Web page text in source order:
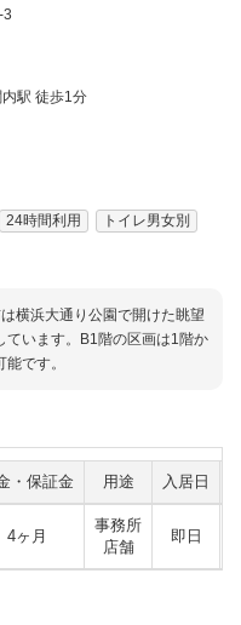
3
駅 徒歩1分
24時間利用
トイレ男女別
横浜大通り公園で開けた眺望
ています。B1階の区画は1階か
です。
・保証金 用途 入居日
4ヶ月
事務所
店舗
即日